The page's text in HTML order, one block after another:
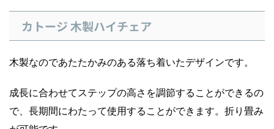
カトージ 木製ハイチェア
木製なのであたたかみのある落ち着いたデザインです。
成長に合わせてステップの高さを調節することができるの
で、長期間にわたって使用することができます。折り畳み